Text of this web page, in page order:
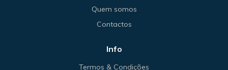
Quem somos
Contactos
Info
Termos & Condições